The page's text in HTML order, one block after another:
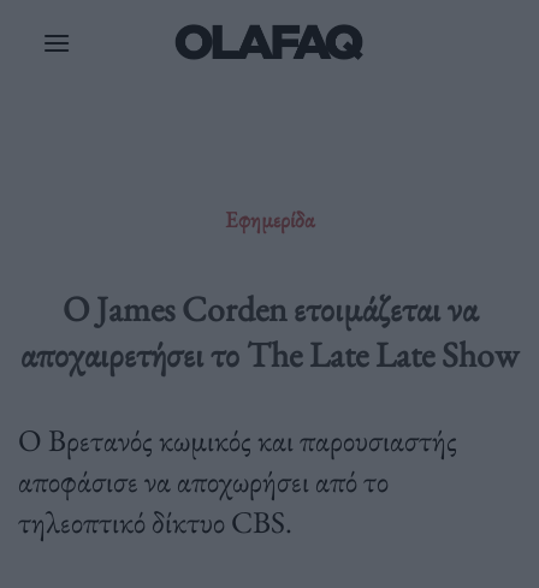
Εφημερίδα
Ο James Corden ετοιμάζεται να
αποχαιρετήσει το The Late Late Show
Ο Βρετανός κωμικός και παρουσιαστής
αποφάσισε να αποχωρήσει από το
τηλεοπτικό δίκτυο CBS.